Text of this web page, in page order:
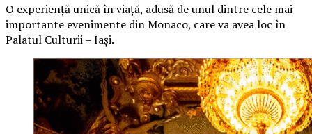
O experiență unică în viață, adusă de unul dintre cele mai
importante evenimente din Monaco, care va avea loc în
Palatul Culturii – Iași.